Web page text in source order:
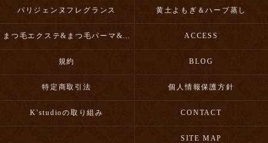
パリジェンヌフレグランス 黄土よもぎ＆ハーブ蒸し
まつ毛エクステ&まつ毛パーマ&眉毛スタイリング ACCESS
規約 BLOG
特定商取引法 個人情報保護方針
K'studioの取り組み CONTACT
SITE MAP